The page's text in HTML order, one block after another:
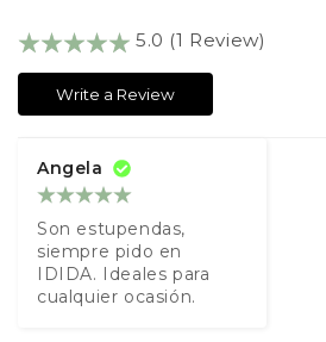
5.0 (1 Review)
Write a Review
Angela
Son estupendas,
siempre pido en
IDIDA. Ideales para
cualquier ocasión.